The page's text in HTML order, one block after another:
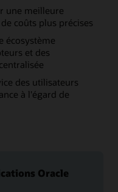
une meilleure
coûts plus précises
écosystème
et des
des utilisateurs
à l'égard de
Oracle